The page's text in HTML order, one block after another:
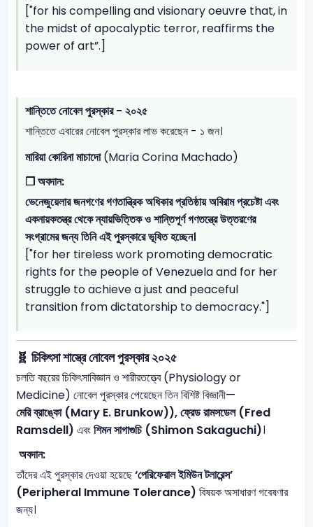
["for his compelling and visionary oeuvre that, in
the midst of apocalyptic terror, reaffirms the
power of art”.]
শান্তিতে নোবেল পুরস্কার - ২০২৫
শান্তিতে এবারের নোবেল পুরস্কার লাভ করেছেন - ১ জন।
মারিয়া কোরিনা মাচাদো(Maria Corina Machado)
❐অবদান:
ভেনেজুয়েলার জনগণের গণতান্ত্রিক অধিকার প্রতিষ্ঠায় অবিরাম প্রচেষ্টা এবং
একনায়কতন্ত্র থেকে ন্যায়ভিত্তিক ও শান্তিপূর্ণ গণতন্ত্রে উত্তরণের
সংগ্রামের জন্য তিনি এই পুরস্কারে ভূষিত হচ্ছেন।
["for her tireless work promoting democratic
rights for the people of Venezuela and for her
struggle to achieve a just and peaceful
transition from dictatorship to democracy."]
🧬 চিকিৎসা শাস্ত্রে নোবেল পুরস্কার ২০২৫
চলতি বছরের চিকিৎসাবিজ্ঞান ও শারীরতত্ত্বে (Physiology or
Medicine) নোবেল পুরস্কার পেয়েছেন তিন বিশিষ্ট বিজ্ঞানী—
মেরি ব্রাঙ্কো (Mary E. Brunkow)), ফ্রেড রামসডেল (Fred
Ramsdell) এবংশিমন সাগাগুচি (Shimon Sakaguchi)।
অবদান:
তাঁদের এই পুরস্কার দেওয়া হয়েছে‘পেরিফেরাল ইমিউন টলারেন্স’
(Peripheral Immune Tolerance) বিষয়ক অসাধারণ গবেষণার
জন্য।